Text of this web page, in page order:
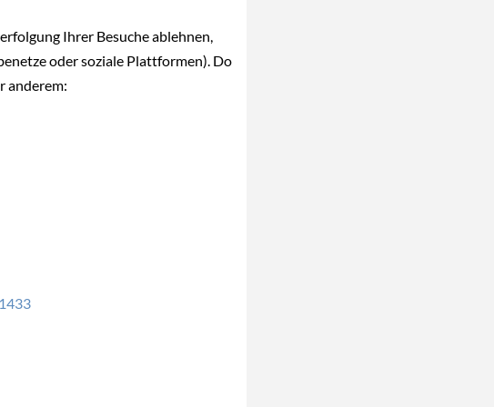
Ihrer Besuche ablehnen,
oder soziale Plattformen). Do
anderem: